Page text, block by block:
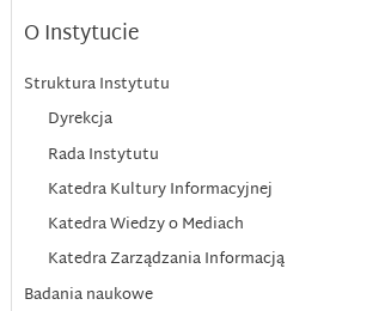
O Instytucie
Struktura Instytutu
Dyrekcja
Rada Instytutu
Katedra Kultury Informacyjnej
Katedra Wiedzy o Mediach
Katedra Zarządzania Informacją
Badania naukowe